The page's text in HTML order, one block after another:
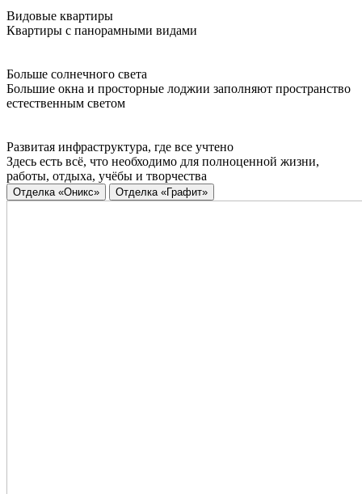
Видовые квартиры
Квартиры с панорамными видами
Больше солнечного света
Большие окна и просторные лоджии заполняют пространство
естественным светом
Развитая инфраструктура, где все учтено
Здесь есть всё, что необходимо для полноценной жизни,
работы, отдыха, учёбы и творчества
Отделка «Оникс» Отделка «Графит»